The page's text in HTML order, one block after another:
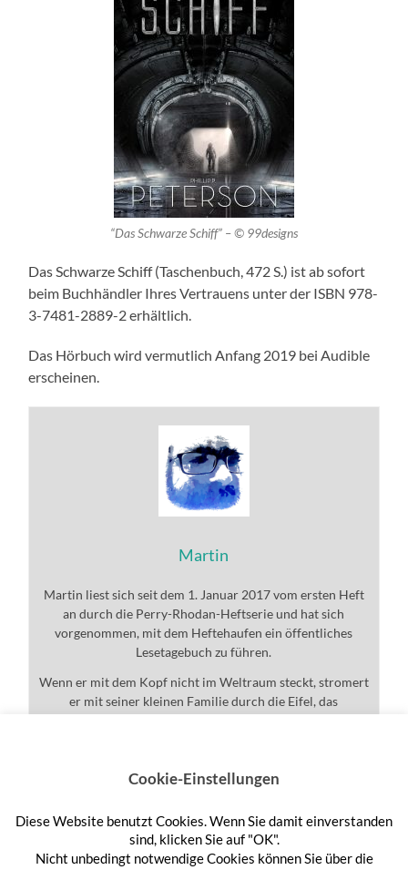
“Das Schwarze Schiff” – © 99designs
Das Schwarze Schiff (Taschenbuch, 472 S.) ist ab sofort
beim Buchhändler Ihres Vertrauens unter der ISBN 978-
3-7481-2889-2 erhältlich.
Das Hörbuch wird vermutlich Anfang 2019 bei Audible
erscheinen.
Martin
Martin liest sich seit dem 1. Januar 2017 vom ersten Heft
an durch die Perry-Rhodan-Heftserie und hat sich
vorgenommen, mit dem Heftehaufen ein öffentliches
Lesetagebuch zu führen.
Wenn er mit dem Kopf nicht im Weltraum steckt, stromert
er mit seiner kleinen Familie durch die Eifel, das
Anmelden
Cookie-Einstellungen
Diese Website benutzt Cookies. Wenn Sie damit einverstanden
sind, klicken Sie auf "OK".
Nicht unbedingt notwendige Cookies können Sie über die